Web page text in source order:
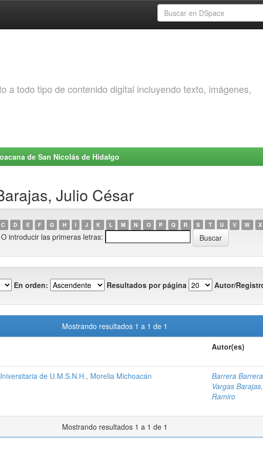
a todo tipo de contenido digital incluyendo texto, imágenes,
de San Nicolás de Hidalgo
Julio César
C D E F G H I J K L M N O P Q R S T U V W X
O introducir las primeras letras:
En orden: Resultados por página Autor/
Mostrando resultados 1 a 1 de 1
Autor(es)
de U.M.S.N.H., Morelia Michoacán Barrera
Vargas
Ramiro
Mostrando resultados 1 a 1 de 1